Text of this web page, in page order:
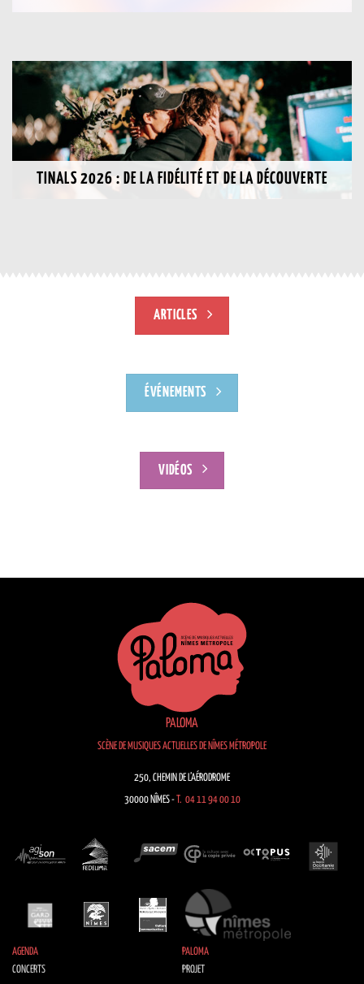
TINALS 2026 : DE LA FIDÉLITÉ ET DE LA DÉCOUVERTE
ARTICLES
ÉVÉNEMENTS
VIDÉOS
PALOMA
SCÈNE DE MUSIQUES ACTUELLES DE NÎMES MÉTROPOLE
250, CHEMIN DE L’AÉRODROME
30000 NÎMES -T. 04 11 94 00 10
AGENDA
CONCERTS
PALOMA
PROJET